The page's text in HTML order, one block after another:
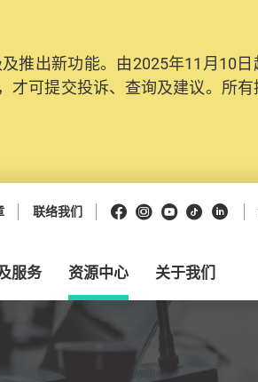
推出新功能。由2025年11月10日
才可提交投诉、查询及建议。所有
联络我们 Facebook
Instagram
Youtube
抖音领英
服务 资源中心 关于我们